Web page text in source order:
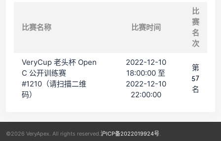
比赛名称 比赛时间
比
赛
名
次
VeryCup 老头杯 Open
C 公开训练赛
#1210（请扫描二维
码）
2022-12-10
18:00:00 至
2022-12-10
22:00:00
第
57
名
©2026 VeryApex. All rights reserved. 沪ICP备2022019924号